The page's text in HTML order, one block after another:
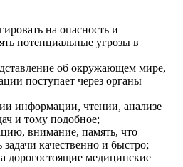
на опасность и
потенциальные угрозы в
об окружающем мире,
поступает через органы
информации, чтении, анализе
и тому подобное;
внимание, память, что
качественно и быстро;
дорогостоящие медицинские